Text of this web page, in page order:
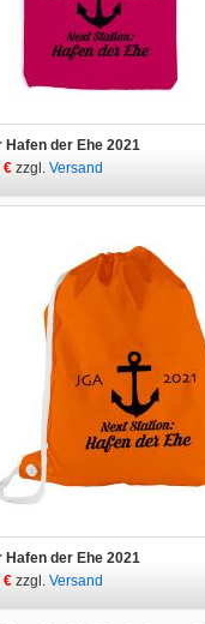
der Ehe 2021
€ zzgl. Versand
der Ehe 2021
€ zzgl. Versand